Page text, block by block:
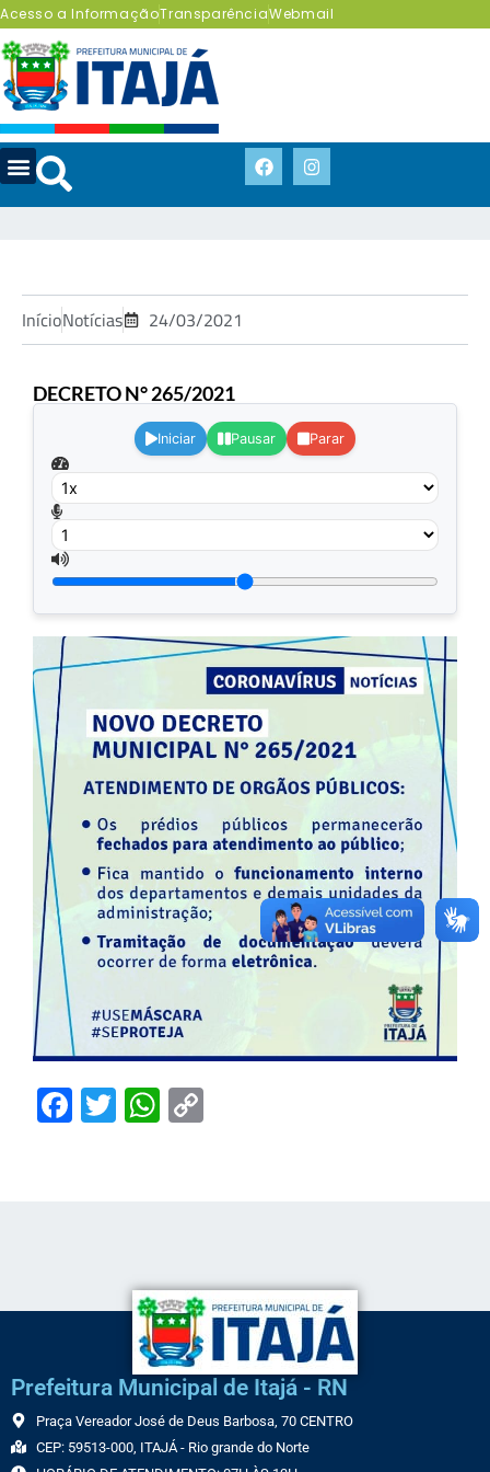
Acesso a InformaçãoTransparênciaWebmail
InícioNotícias 24/03/2021
DECRETO N° 265/2021
Iniciar Pausar Parar
Facebook
TwitterWhatsApp
Prefeitura Municipal de Itajá - RN
Praça Vereador José de Deus Barbosa, 70 CENTRO
CEP: 59513-000, ITAJÁ - Rio grande do Norte